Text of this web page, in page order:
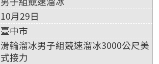
10月29日
臺中市
滑輪溜冰男子組競速溜冰3000公尺美
式接力